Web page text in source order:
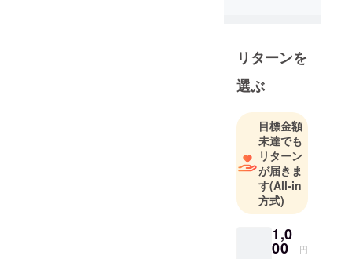
リターンを
選ぶ
目標金額
未達でも
リターン
が届きま
す(All-in
方式)
1,0
00 円